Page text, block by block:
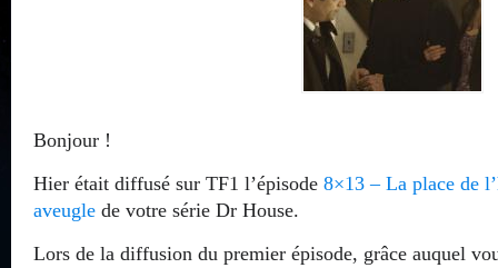
Bonjour !
Hier était diffusé sur TF1 l’épisode 8×13 – La place de
aveugle de votre série Dr House.
Lors de la diffusion du premier épisode, grâce auquel